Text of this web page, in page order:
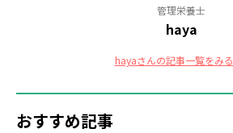
管理栄養士
haya
hayaさんの記事一覧をみる
おすすめ記事